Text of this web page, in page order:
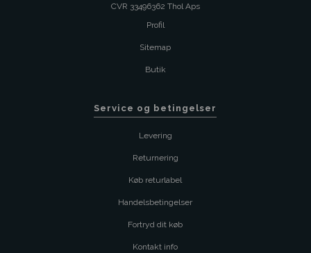
CVR 33496362 Thol Aps
Profil
Sitemap
Butik
Service og betingelser
Levering
Returnering
Køb returlabel
Handelsbetingelser
Fortryd dit køb
Kontakt info